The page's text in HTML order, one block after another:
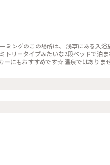
ミングのこの場所は、 浅草にある入浴
トリータイプみたいな2段ベッドで泊
ーにもおすすめです☆ 温泉ではありま
露天風呂からはスカイツリーがすぐ
ら仲間とワイワイ、または仕事帰りに